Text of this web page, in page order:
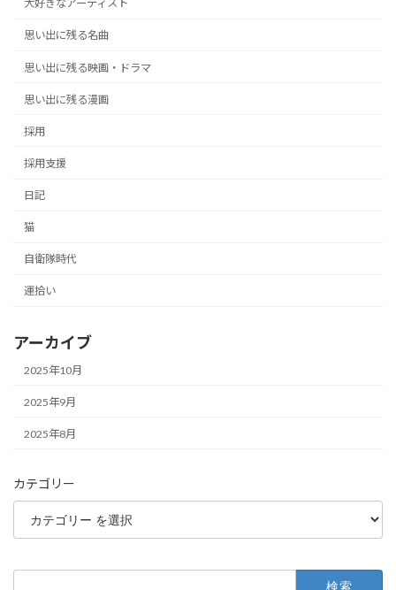
大好きなアーティスト
思い出に残る名曲
思い出に残る映画・ドラマ
思い出に残る漫画
採用
採用支援
日記
猫
自衛隊時代
運拾い
アーカイブ
2025年10月
2025年9月
2025年8月
カテゴリー